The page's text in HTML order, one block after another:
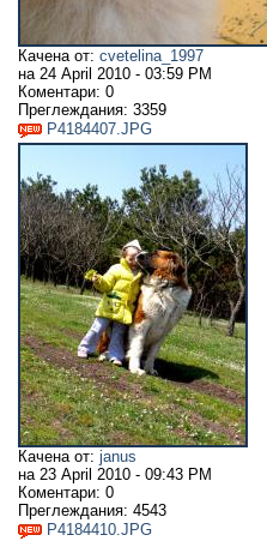
Качена от: cvetelina_1997
на 24 April 2010 - 03:59 PM
Коментари: 0
Преглеждания: 3359
P4184407.JPG
Качена от: janus
на 23 April 2010 - 09:43 PM
Коментари: 0
Преглеждания: 4543
P4184410.JPG